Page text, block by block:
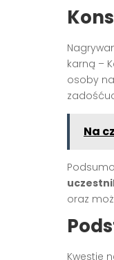
karną –
osoby
Na
oraz
Kwestie